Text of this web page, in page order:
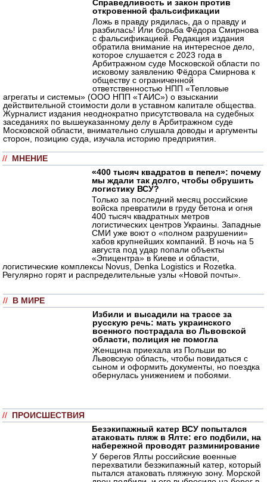
Справедливость и закон против
откровенной фальсификации
Ложь в правду рядилась, да о правду и
разбилась! Или борьба Фёдора Смирнова
с фальсификацией. Редакция издания
обратила внимание на интересное дело,
которое слушается с 2023 года в
Арбитражном суде Московской области по
исковому заявлению Фёдора Смирнова к
обществу с ограниченной
ответственностью НПП «Тепловые
агрегаты и системы» (ООО НПП «ТАИС») о взыскании
действительной стоимости доли в уставном капитале общества.
Журналист издания неоднократно присутствовала на судебных
заседаниях по вышеуказанному делу в Арбитражном суде
Московской области, внимательно слушала доводы и аргументы
сторон, позицию суда, изучала историю предприятия.
// МНЕНИЕ
«400 тысяч квадратов в пепел»: почему
мы ждали так долго, чтобы обрушить
логистику ВСУ?
Только за последний месяц российские
войска превратили в груду бетона и огня
400 тысяч квадратных метров
логистических центров Украины. Западные
СМИ уже воют о «полном разрушении»
хабов крупнейших компаний. В ночь на 5
августа под удар попали объекты
«Эпицентра» в Киеве и области,
логистические комплексы Novus, Denka Logistics и Rozetka.
Регулярно горят и распределительные узлы «Новой почты».
// В МИРЕ
Избили и высадили на трассе за
русскую речь: мать украинского
военного пострадала во Львовской
области, полиция не помогла
Женщина приехала из Польши во
Львовскую область, чтобы повидаться с
сыном и оформить документы, но поездка
обернулась унижением и побоями.
// ПРОИСШЕСТВИЯ
Безэкипажный катер ВСУ попытался
атаковать пляж в Ялте: его подбили, на
набережной проводят разминирование
У берегов Ялты российские военные
перехватили безэкипажный катер, который
пытался атаковать пляжную зону. Морской